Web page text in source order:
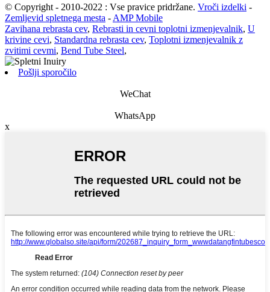
© Copyright - 2010-2022 : Vse pravice pridržane. Vroči izdelki -
Zemljevid spletnega mesta - AMP Mobile
Zavihana rebrasta cev, Rebrasti in cevni toplotni izmenjevalnik, U
krivine cevi, Standardna rebrasta cev, Toplotni izmenjevalnik z
zvitimi cevmi, Bend Tube Steel,
Pošlji sporočilo
WeChat
WhatsApp
x